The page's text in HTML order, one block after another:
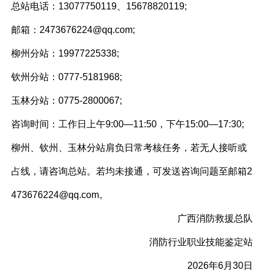
总站电话：13077750119、15678820119;
邮箱：2473676224@qq.com;
柳州分站：19977225338;
钦州分站：0777-5181968;
玉林分站：0775-2800067;
咨询时间：工作日上午9:00—11:50，下午15:00—17:30;
柳州、钦州、玉林分站肩负日常考核任务，若无人接听或
占线，请咨询总站。若均未接通，可发送咨询问题至邮箱2
473676224@qq.com。
广西消防救援总队
消防行业职业技能鉴定站
2026年6月30日